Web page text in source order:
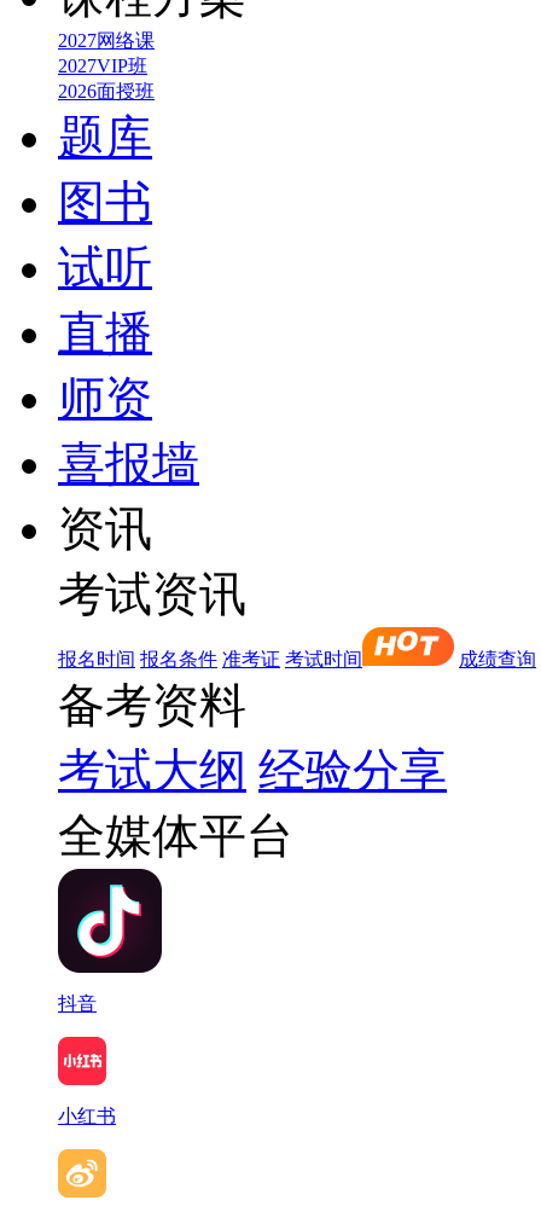
2027网络课
2027VIP班
2026面授班
题库
图书
试听
直播
师资
喜报墙
资讯
考试资讯
报名时间 报名条件 准考证 考试时间 成绩查询
备考资料
考试大纲 经验分享
全媒体平台
抖音
小红书